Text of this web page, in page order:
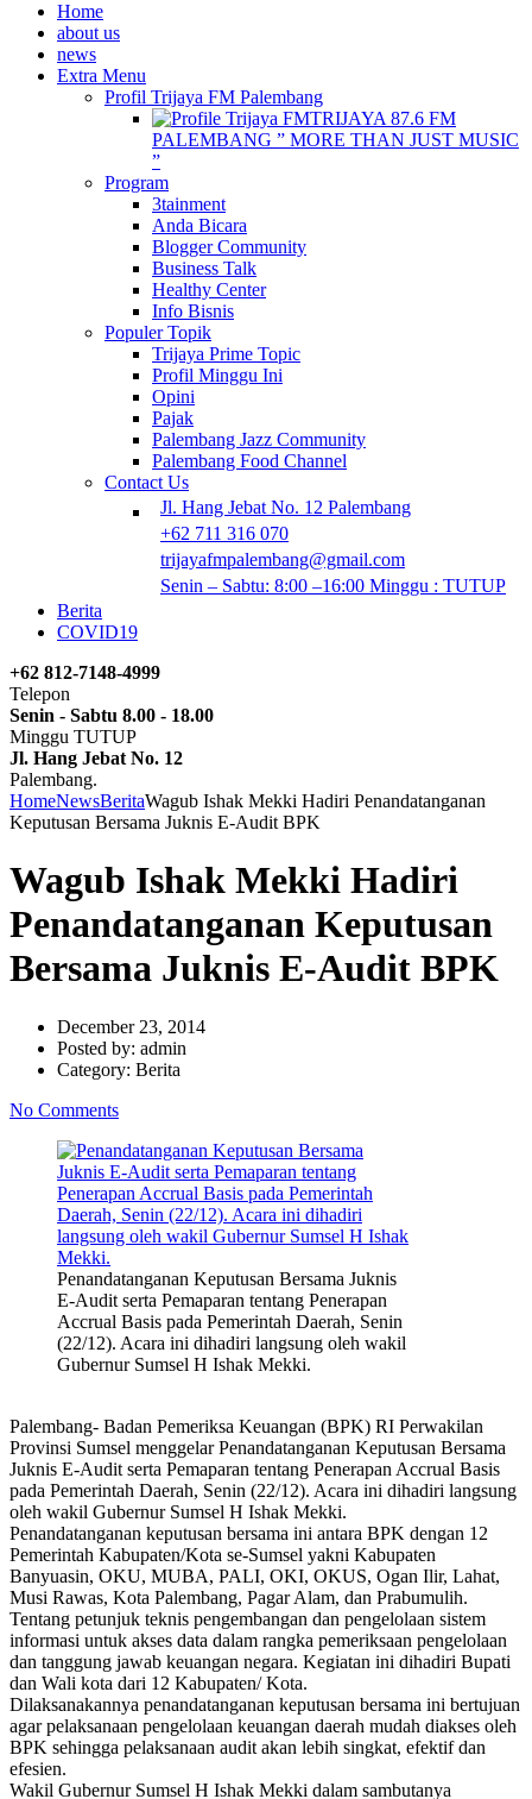
Home
about us
news
Extra Menu
Profil Trijaya FM Palembang
TRIJAYA 87.6 FM
PALEMBANG ” MORE THAN JUST MUSIC
”
Program
3tainment
Anda Bicara
Blogger Community
Business Talk
Healthy Center
Info Bisnis
Populer Topik
Trijaya Prime Topic
Profil Minggu Ini
Opini
Pajak
Palembang Jazz Community
Palembang Food Channel
Contact Us
Jl. Hang Jebat No. 12 Palembang
+62 711 316 070
trijayafmpalembang@gmail.com
Senin – Sabtu: 8:00 –16:00 Minggu : TUTUP
Berita
COVID19
+62 812-7148-4999
Telepon
Senin - Sabtu 8.00 - 18.00
Minggu TUTUP
Jl. Hang Jebat No. 12
Palembang.
HomeNewsBeritaWagub Ishak Mekki Hadiri Penandatanganan
Keputusan Bersama Juknis E-Audit BPK
Wagub Ishak Mekki Hadiri
Penandatanganan Keputusan
Bersama Juknis E-Audit BPK
December 23, 2014
Posted by: admin
Category: Berita
No Comments
Penandatanganan Keputusan Bersama Juknis
E-Audit serta Pemaparan tentang Penerapan
Accrual Basis pada Pemerintah Daerah, Senin
(22/12). Acara ini dihadiri langsung oleh wakil
Gubernur Sumsel H Ishak Mekki.
Palembang- Badan Pemeriksa Keuangan (BPK) RI Perwakilan
Provinsi Sumsel menggelar Penandatanganan Keputusan Bersama
Juknis E-Audit serta Pemaparan tentang Penerapan Accrual Basis
pada Pemerintah Daerah, Senin (22/12). Acara ini dihadiri langsung
oleh wakil Gubernur Sumsel H Ishak Mekki.
Penandatanganan keputusan bersama ini antara BPK dengan 12
Pemerintah Kabupaten/Kota se-Sumsel yakni Kabupaten
Banyuasin, OKU, MUBA, PALI, OKI, OKUS, Ogan Ilir, Lahat,
Musi Rawas, Kota Palembang, Pagar Alam, dan Prabumulih.
Tentang petunjuk teknis pengembangan dan pengelolaan sistem
informasi untuk akses data dalam rangka pemeriksaan pengelolaan
dan tanggung jawab keuangan negara. Kegiatan ini dihadiri Bupati
dan Wali kota dari 12 Kabupaten/ Kota.
Dilaksanakannya penandatanganan keputusan bersama ini bertujuan
agar pelaksanaan pengelolaan keuangan daerah mudah diakses oleh
BPK sehingga pelaksanaan audit akan lebih singkat, efektif dan
efesien.
Wakil Gubernur Sumsel H Ishak Mekki dalam sambutanya